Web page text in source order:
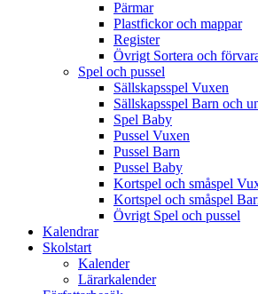
Pärmar
Plastfickor och mappar
Register
Övrigt Sortera och
Spel och pussel
Sällskapsspel Vuxen
Sällskapsspel Barn och
Spel Baby
Pussel Vuxen
Pussel Barn
Pussel Baby
Kortspel och småspel
Kortspel och småspel
Övrigt Spel och pussel
Kalendrar
Skolstart
Kalender
Lärarkalender